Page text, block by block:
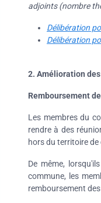
adjoints (nombre
Délibération
Délibération
2. Amélioration
Remboursement
Les membres du
rendre à des
hors du territoire de
De même,
commune, les
remboursement